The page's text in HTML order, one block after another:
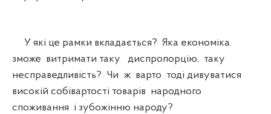
У які це рамки вкладається? Яка економіка
зможе витримати таку диспропорцію, таку
несправедливість? Чи ж варто тоді дивуватися
високій собівартості товарів народного
споживання і зубожінню народу?